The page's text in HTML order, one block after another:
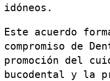
idóneos.
Este acuerdo
compromiso de
promoción del
bucodental y la